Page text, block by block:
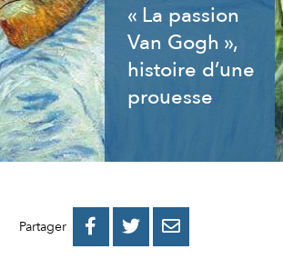
« La passion
Van Gogh »,
histoire d’une
prouesse
Partager 
PARTAGER
PARTAGER
PARTAGER